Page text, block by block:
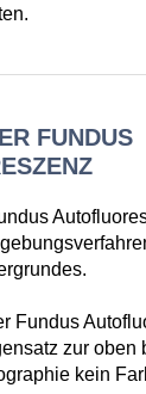
FUNDUS
Fundus
zur oben
kein